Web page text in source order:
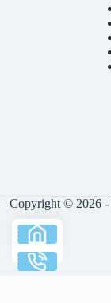
Copyright © 2026